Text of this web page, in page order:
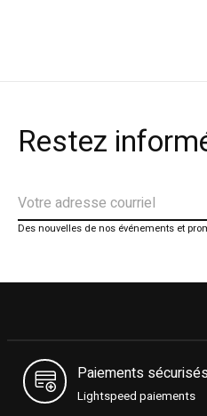
Restez
Des nouvelles de nos événements et
Paiements
Lightspeed paiements